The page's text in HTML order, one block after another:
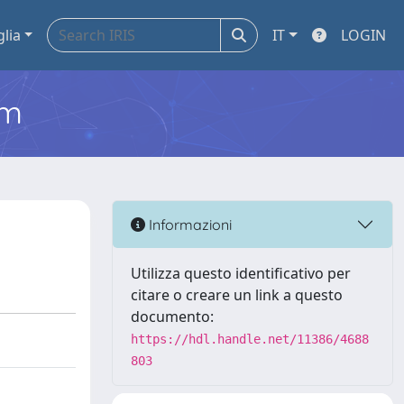
IT LOGIN
Informazioni
Utilizza questo identificativo per
citare o creare un link a questo
documento:
https://hdl.handle.net/11386/4688
803